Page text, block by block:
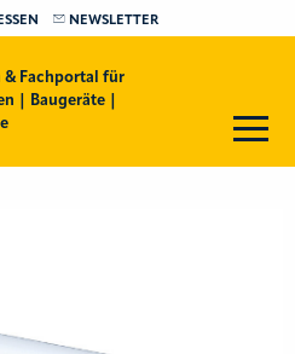
NEWSLETTER
& Fachportal für
| Baugeräte |